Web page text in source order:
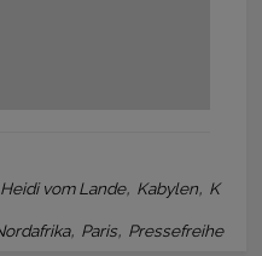
Heidi vom Lande, Kabylen, K
, Paris, Pressefreihe